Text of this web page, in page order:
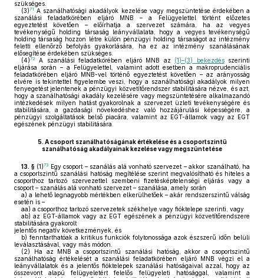
szükséges.
(3)71 A szanálhatósági akadályok kezelése vagy megszüntetése érdekében a
szanálási feladatkörében eljáró MNB – a Felügyelettel történt előzetes
egyeztetést követően – előírhatja a szervezet számára, ha az vegyes
tevékenységű holding társaság leányvállalata, hogy a vegyes tevékenységű
holding társaság hozzon létre külön pénzügyi holding társaságot az intézmény
feletti ellenőrző befolyás gyakorlására, ha ez az intézmény szanálásának
elősegítése érdekében szükséges.
(4)72 A szanálási feladatkörében eljáró MNB az (1)–(3) bekezdésszerinti
eljárása során – a Felügyelettel, valamint adott esetben a makroprudenciális
feladatkörében eljáró MNB-vel történő egyeztetést követően – az arányosság
elvére is tekintettel figyelembe veszi, hogy a szanálhatósági akadályok milyen
fenyegetést jelentenek a pénzügyi közvetítőrendszer stabilitására nézve, és azt,
hogy a szanálhatósági akadály kezelésére vagy megszüntetésére alkalmazandó
intézkedések milyen hatást gyakorolnak a szervezet üzleti tevékenységére és
stabilitására, a gazdasági növekedéshez való hozzájárulási képességére, a
pénzügyi szolgáltatások belső piacára, valamint az EGT-államok vagy az EGT
egészének pénzügyi stabilitására.
5. A csoport szanálhatóságának értékelése és a csoportszintű
szanálhatóság akadályainak kezelése vagy megszüntetése
13. § (1)73 Egy csoport – szanálás alá vonható szervezet – akkor szanálható, ha
a csoportszintű szanálási hatóság megítélése szerint megvalósítható és hiteles a
csoporthoz tartozó szervezettel szembeni fizetésképtelenségi eljárás vagy a
csoport – szanálás alá vonható szervezet – szanálása, amely során
a) a lehető legnagyobb mértékben elkerülhetőek – akár rendszerszintű válság
esetén is –
aa) a csoporthoz tartozó szervezetek székhelye vagy fióktelepe szerinti, vagy
ab) az EGT-államok vagy az EGT egészének a pénzügyi közvetítőrendszere
stabilitására gyakorolt
jelentős negatív következmények, és
b) fenntarthatóak a kritikus funkciók folytonossága azok észszerű időn belüli
leválasztásával, vagy más módon.
(2) Ha az MNB a csoportszintű szanálási hatóság, akkor a csoportszintű
szanálhatóság értékelését a szanálási feladatkörében eljáró MNB végzi el a
leányvállalatok és a jelentős fióktelepek szanálási hatóságaival azzal, hogy az
összevont alapú felügyeletért felelős felügyeleti hatósággal, valamint a